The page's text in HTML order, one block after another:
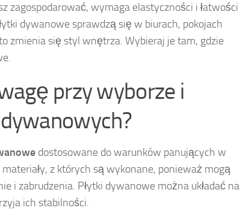
zagospodarować, wymaga elastyczności i łatwości
dywanowe sprawdzą się w biurach, pokojach
zmienia się styl wnętrza. Wybieraj je tam, gdzie
przy wyborze i
dostosowane do warunków panujących w
z których są wykonane, ponieważ mogą
i zabrudzenia. Płytki dywanowe można układać na
ich stabilności.